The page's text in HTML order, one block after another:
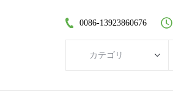
0086-13923860676
カテゴリ